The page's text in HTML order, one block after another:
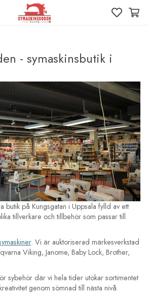
- symaskinsbutik i
butik på Kungsgatan i Uppsala fylld av ett
tillverkare och tillbehör som passar till
. Vi är auktoriserad märkesverkstad
Viking, Janome, Baby Lock, Brother,
sybehör där vi hela tider utökar sortimentet
genom sömnad till nästa nivå.